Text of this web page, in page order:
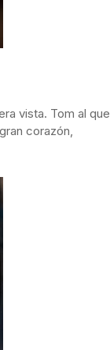
vista. Tom al que
corazón,